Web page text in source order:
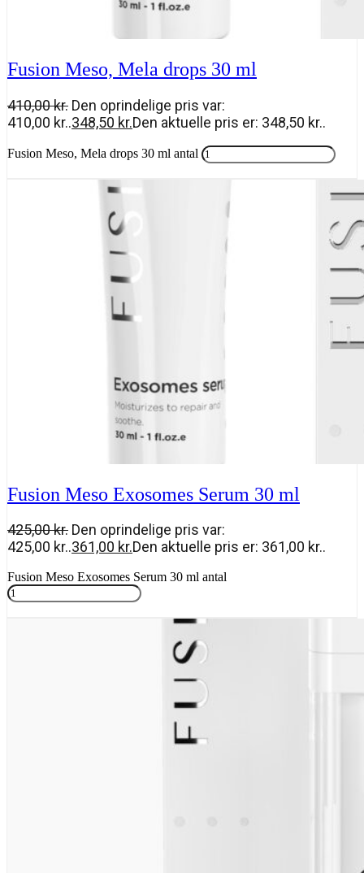
Fusion Meso, Mela drops 30 ml
410,00kr. Den oprindelige pris var:
410,00 kr..348,50 kr.Den aktuelle pris er: 348,50 kr..
Fusion Meso, Mela drops 30 ml antal
Fusion Meso Exosomes Serum 30 ml
425,00kr. Den oprindelige pris var:
425,00 kr..361,00 kr.Den aktuelle pris er: 361,00 kr..
Fusion Meso Exosomes Serum 30 ml antal